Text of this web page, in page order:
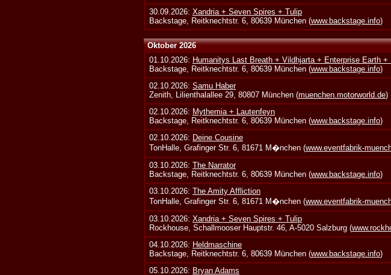
30.09.2026:Xandria + Seven Spires + Tulip
Backstage, Reitknechtstr. 6, 80639 München (www.backstage.info)
Oktober 2026
01.10.2026: Humanitys Last Breath + Vildhjarta + Enterprise Earth +
Backstage, Reitknechtstr. 6, 80639 München (www.backstage.info)
02.10.2026:Samu Haber
Zenith, Lilienthalallee 29, 80807 München (muenchen.motorworld.de)
02.10.2026: Mythemia + Lautenfeyn
Backstage, Reitknechtstr. 6, 80639 München (www.backstage.info)
02.10.2026: Deine Cousine
TonHalle, Grafinger Str. 6, 81671 M�nchen (www.eventfabrik-
03.10.2026:The Narrator
Backstage, Reitknechtstr. 6, 80639 München (www.backstage.info)
03.10.2026:The Amity Affliction
TonHalle, Grafinger Str. 6, 81671 M�nchen (www.eventfabrik-
03.10.2026:Xandria + Seven Spires + Tulip
Rockhouse, Schallmooser Hauptstr. 46, A-5020 Salzburg (
04.10.2026: Heldmaschine
Backstage, Reitknechtstr. 6, 80639 München (www.backstage.info)
05.10.2026: Bryan Adams